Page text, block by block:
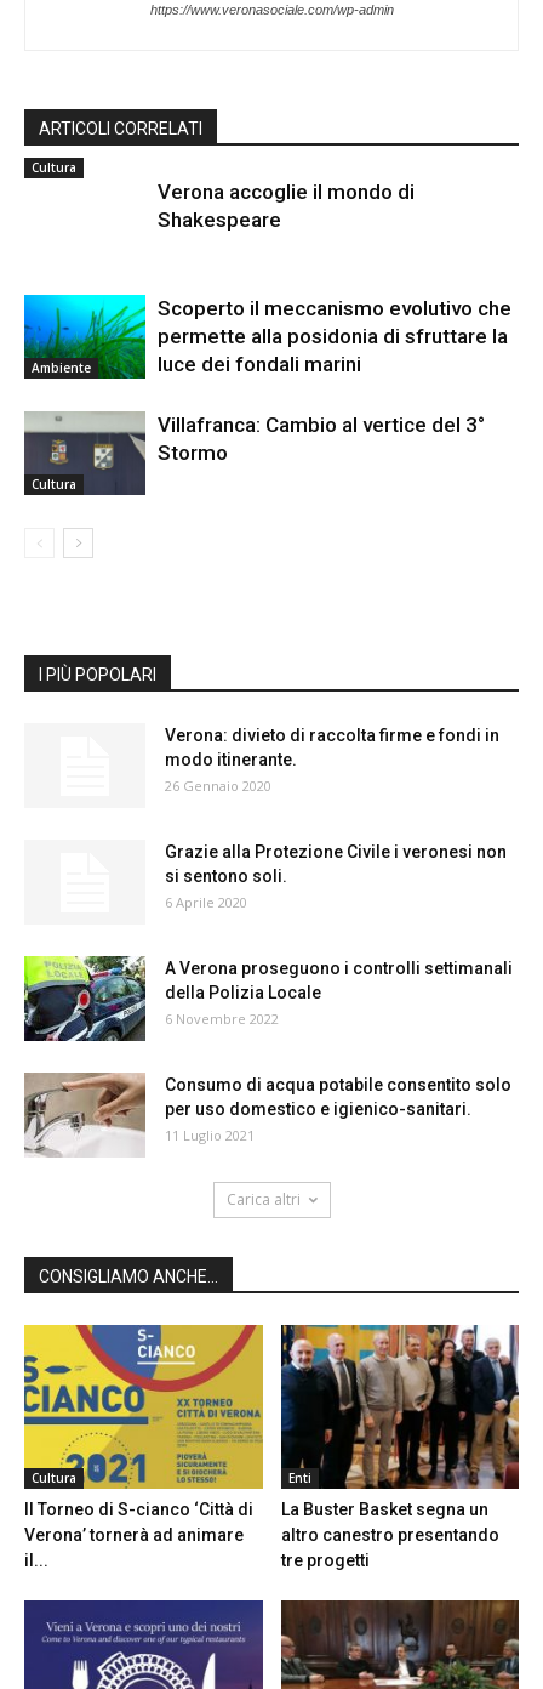
https://www.veronasociale.com/wp-admin
ARTICOLI CORRELATI
Cultura
Verona accoglie il mondo di
Shakespeare
Ambiente
Scoperto il meccanismo evolutivo che
permette alla posidonia di sfruttare la
luce dei fondali marini
Cultura
Villafranca: Cambio al vertice del 3°
Stormo
I PIÙ POPOLARI
Verona: divieto di raccolta firme e fondi in
modo itinerante.
26 Gennaio 2020
Grazie alla Protezione Civile i veronesi non
si sentono soli.
6 Aprile 2020
A Verona proseguono i controlli settimanali
della Polizia Locale
6 Novembre 2022
Consumo di acqua potabile consentito solo
per uso domestico e igienico-sanitari.
11 Luglio 2021
Carica altri
CONSIGLIAMO ANCHE...
Cultura
Il Torneo di S-cianco ‘Città di
Verona’ tornerà ad animare
il...
Enti
La Buster Basket segna un
altro canestro presentando
tre progetti